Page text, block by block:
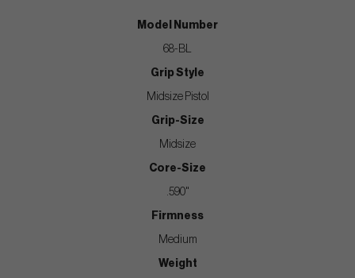
Model Number
68-BL
Grip Style
Midsize Pistol
Grip-Size
Midsize
Core-Size
.590"
Firmness
Medium
Weight